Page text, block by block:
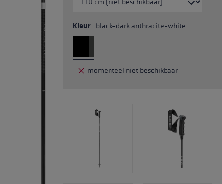
Kleur black-dark anthracite-white
momenteel niet beschikbaar